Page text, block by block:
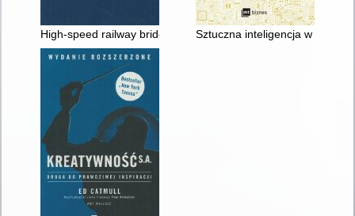
High-speed railway bridges : conceptual design guide
Sztuczna inteligencja w